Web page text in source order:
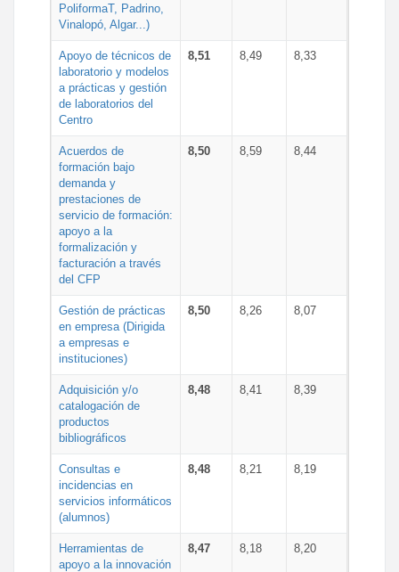
PoliformaT, Padrino,
Vinalopó, Algar...)
Apoyo de técnicos de
laboratorio y modelos
a prácticas y gestión
de laboratorios del
Centro
8,51 8,49 8,33
Acuerdos de
formación bajo
demanda y
prestaciones de
servicio de formación:
apoyo a la
formalización y
facturación a través
del CFP
8,50 8,59 8,44
Gestión de prácticas
en empresa (Dirigida
a empresas e
instituciones)
8,50 8,26 8,07
Adquisición y/o
catalogación de
productos
bibliográficos
8,48 8,41 8,39
Consultas e
incidencias en
servicios informáticos
(alumnos)
8,48 8,21 8,19
Herramientas de
apoyo a la innovación
8,47 8,18 8,20